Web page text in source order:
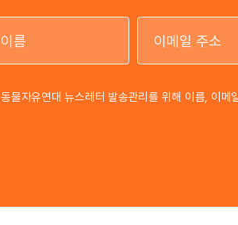
동물자유연대 뉴스레터 발송관리를 위해 이름, 이